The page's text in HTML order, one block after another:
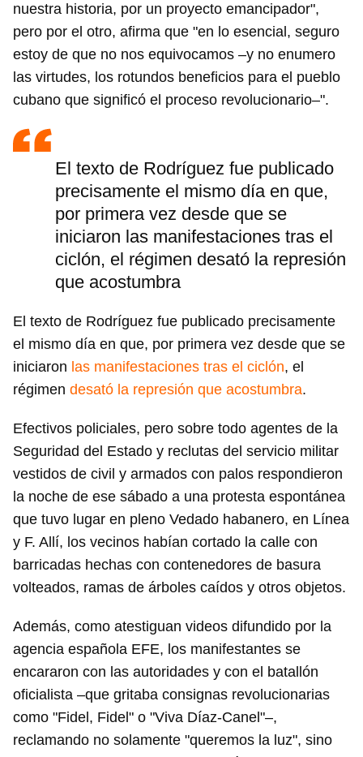
nuestra historia, por un proyecto emancipador",
pero por el otro, afirma que "en lo esencial, seguro
estoy de que no nos equivocamos –y no enumero
las virtudes, los rotundos beneficios para el pueblo
cubano que significó el proceso revolucionario–".
El texto de Rodríguez fue publicado
precisamente el mismo día en que,
por primera vez desde que se
iniciaron las manifestaciones tras el
ciclón, el régimen desató la represión
que acostumbra
El texto de Rodríguez fue publicado precisamente
el mismo día en que, por primera vez desde que se
iniciaron las manifestaciones tras el ciclón, el
régimen desató la represión que acostumbra.
Efectivos policiales, pero sobre todo agentes de la
Seguridad del Estado y reclutas del servicio militar
vestidos de civil y armados con palos respondieron
la noche de ese sábado a una protesta espontánea
que tuvo lugar en pleno Vedado habanero, en Línea
y F. Allí, los vecinos habían cortado la calle con
barricadas hechas con contenedores de basura
volteados, ramas de árboles caídos y otros objetos.
Además, como atestiguan videos difundido por la
agencia española EFE, los manifestantes se
encararon con las autoridades y con el batallón
oficialista –que gritaba consignas revolucionarias
como "Fidel, Fidel" o "Viva Díaz-Canel"–,
reclamando no solamente "queremos la luz", sino